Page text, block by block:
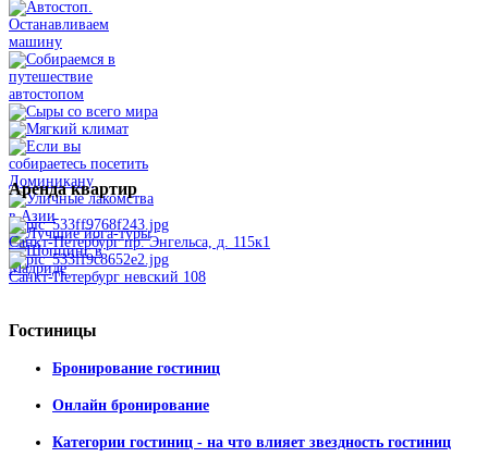
Арендаквартир
Санкт-Петербург пр. Энгельса, д. 115к1
Санкт-Петербург невский 108
Гостиницы
Бронирование гостиниц
Онлайн бронирование
Категории гостиниц - на что влияет звездность гостиниц